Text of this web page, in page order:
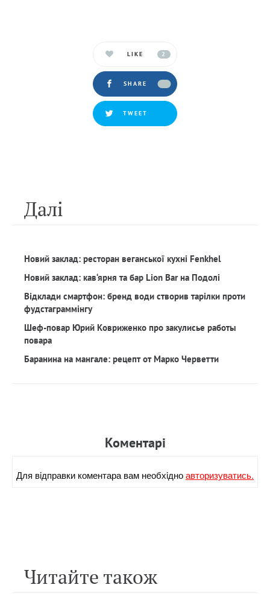
LIKE 2
SHARE
TWEET
Далi
Новий заклад: ресторан веганської кухні Fenkhel
Новий заклад: кав‘ярня та бар Lion Bar на Подолі
Відклади смартфон: бренд води створив тарілки проти
фудстаграммінгу
Шеф-повар Юрий Ковриженко про закулисье работы
повара
Баранина на мангале: рецепт от Марко Черветти
Коментарi
Для вiдправки коментара вам необхiдноавторизуватись.
Читайте також